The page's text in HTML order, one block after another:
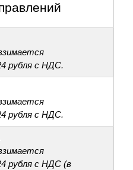
рубля с НДС.
рубля с НДС.
рубля с НДС (в